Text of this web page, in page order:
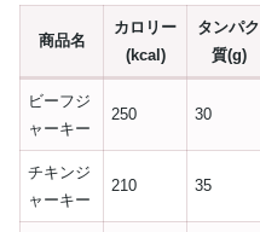
商品名
カロリー
(kcal)
タンパク
質(g)
ビーフジ
ャーキー
250 30
チキンジ
ャーキー
210 35